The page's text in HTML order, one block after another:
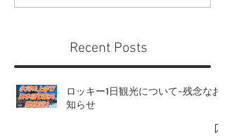
Recent Posts
ロッキー1日観光について-残念なお
知らせ